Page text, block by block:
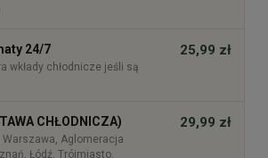
24/7
wkłady chłodnicze jeśli są
25,99 zł
CHŁODNICZA)
Warszawa, Aglomeracja
Łódź, Trójmiasto,
29,99 zł